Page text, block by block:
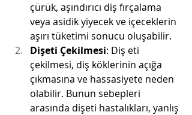
çürük, aşındırıcı diş fırçalama
veya asidik yiyecek ve içeceklerin
aşırı tüketimi sonucu oluşabilir.
Dişeti Çekilmesi: Diş eti
çekilmesi, diş köklerinin açığa
çıkmasına ve hassasiyete neden
olabilir. Bunun sebepleri
arasında dişeti hastalıkları, yanlış